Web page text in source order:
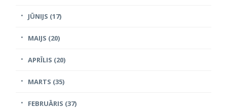
JŪNIJS (17)
MAIJS (20)
APRĪLIS (20)
MARTS (35)
FEBRUĀRIS (37)